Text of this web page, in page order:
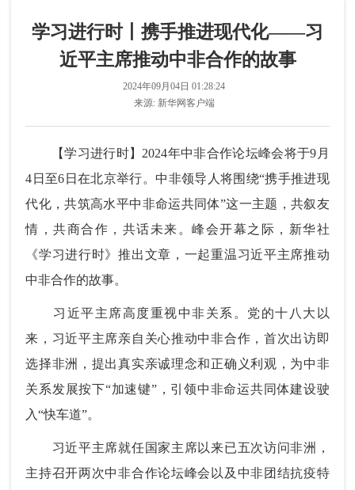
学习进行时丨携手推进现代化——习
近平主席推动中非合作的故事
2024年09月04日 01:28:24
来源: 新华网客户端
【学习进行时】2024年中非合作论坛峰会将于9月
4日至6日在北京举行。中非领导人将围绕“携手推进现
代化，共筑高水平中非命运共同体”这一主题，共叙友
情，共商合作，共话未来。峰会开幕之际，新华社
《学习进行时》推出文章，一起重温习近平主席推动
中非合作的故事。
习近平主席高度重视中非关系。党的十八大以
来，习近平主席亲自关心推动中非合作，首次出访即
选择非洲，提出真实亲诚理念和正确义利观，为中非
关系发展按下“加速键”，引领中非命运共同体建设驶
入“快车道”。
习近平主席就任国家主席以来已五次访问非洲，
主持召开两次中非合作论坛峰会以及中非团结抗疫特